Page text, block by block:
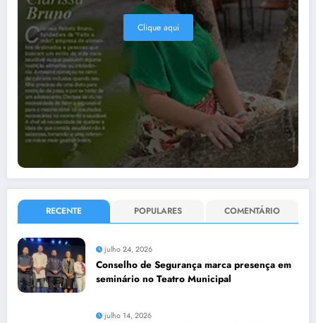
Clique aqui
RECENTE POPULARES COMENTÁRIO
julho 24, 2026
Conselho de Segurança marca presença em
seminário no Teatro Municipal
julho 14, 2026